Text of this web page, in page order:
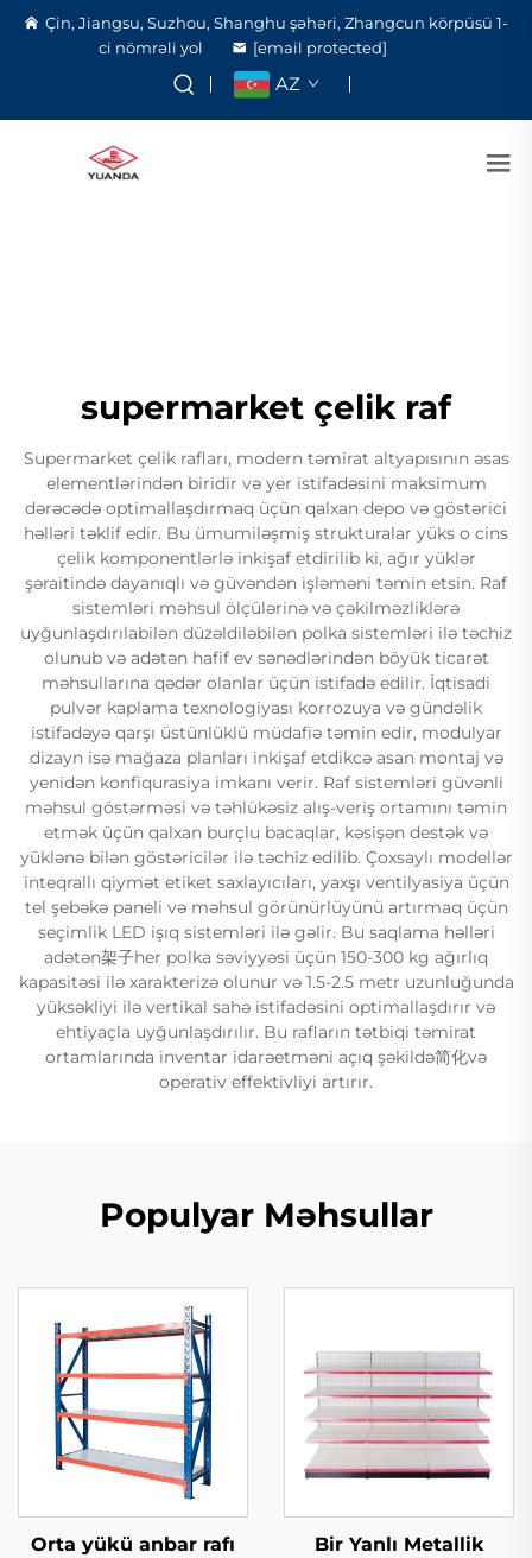
Çin, Jiangsu, Suzhou, Shanghu şəhəri, Zhangcun körpüsü 1-
ci nömrəli yol
[email protected]
AZ
supermarket çelik raf
Supermarket çelik rafları, modern təmirat altyapısının əsas
elementlərindən biridir və yer istifadəsini maksimum
dərəcədə optimallaşdırmaq üçün qalxan depo və göstərici
həlləri təklif edir. Bu ümumiləşmiş strukturalar yüks o cins
çelik komponentlərlə inkişaf etdirilib ki, ağır yüklər
şəraitində dayanıqlı və güvəndən işləməni təmin etsin. Raf
sistemləri məhsul ölçülərinə və çəkilməzliklərə
uyğunlaşdırılabilən düzəldiləbilən polka sistemləri ilə təchiz
olunub və adətən hafif ev sənədlərindən böyük ticarət
məhsullarına qədər olanlar üçün istifadə edilir. İqtisadi
pulvər kaplama texnologiyası korrozuya və gündəlik
istifadəyə qarşı üstünlüklü müdafiə təmin edir, modulyar
dizayn isə mağaza planları inkişaf etdikcə asan montaj və
yenidən konfiqurasiya imkanı verir. Raf sistemləri güvənli
məhsul göstərməsi və təhlükəsiz alış-veriş ortamını təmin
etmək üçün qalxan burçlu bacaqlar, kəsişən destək və
yüklənə bilən göstəricilər ilə təchiz edilib. Çoxsaylı modellər
inteqrallı qiymət etiket saxlayıcıları, yaxşı ventilyasiya üçün
tel şebəkə paneli və məhsul görünürlüyünü artırmaq üçün
seçimlik LED işıq sistemləri ilə gəlir. Bu saqlama həlləri
adətən架子her polka səviyyəsi üçün 150-300 kg ağırlıq
kapasitəsi ilə xarakterizə olunur və 1.5-2.5 metr uzunluğunda
yüksəkliyi ilə vertikal sahə istifadəsini optimallaşdırır və
ehtiyaçla uyğunlaşdırılır. Bu rafların tətbiqi təmirat
ortamlarında inventar idarəetməni açıq şəkildə简化və
operativ effektivliyi artırır.
Populyar Məhsullar
Orta yükü anbar rafı
Bir Yanlı Metallik